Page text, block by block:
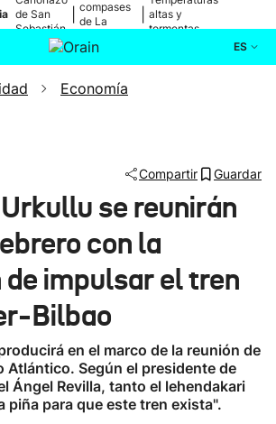
de San
Sebastián
compases
de La
altas y
tormentas
ES
Actualidad
Ikusmiran
Eguraldia
Economía
Compartir Guardar
se reunirán
con la
impulsar el tren
Bilbao
en el marco de la reunión de
Atlántico. Según el presidente de
Ángel Revilla, tanto el lehendakari
piña para que este tren exista".